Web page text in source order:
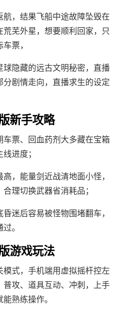
，结果飞船中途故障坠毁在
芜外星，想要顺利回家，只
票，
隐藏的远古文明秘密，直播
剧情走向，直播求生的设定
新手攻略
票、回血药剂大多藏在宝箱
进度；
，能量剑近战清地面小怪，
理切换武器省消耗品；
迷后容易被怪物围堵翻车，
。
游戏玩法
式，手机端用虚拟摇杆控左
攻、道具互动、冲刺，上手
熟练操作。